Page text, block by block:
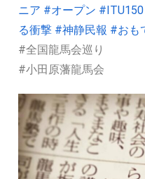
ニア #オープン #ITU150
る衝撃 #神静民報 #おも
#全国龍馬会巡り
#小田原藩龍馬会